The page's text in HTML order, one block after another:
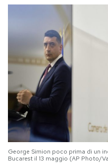
George Simion poco prima di un
Bucarest il 13 maggio (AP Photo/